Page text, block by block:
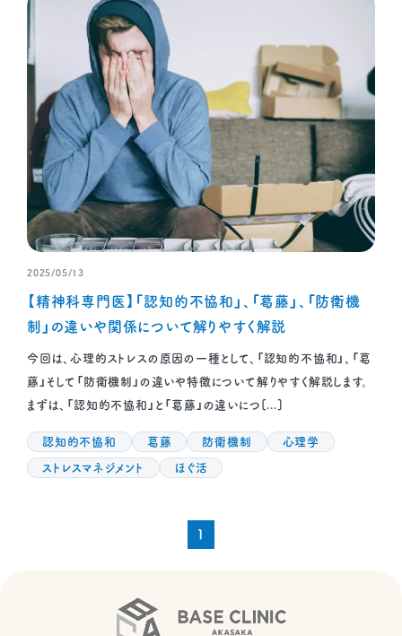
2025/05/13
【精神科専門医】「認知的不協和」、「葛藤」、「防衛機
制」の違いや関係について解りやすく解説
今回は、心理的ストレスの原因の一種として、「認知的不協和」、「葛
藤」そして「防衛機制」の違いや特徴について解りやすく解説します。
まずは、「認知的不協和」と「葛藤」の違いにつ[...]
認知的不協和 葛藤 防衛機制 心理学
ストレスマネジメント ほぐ活
1